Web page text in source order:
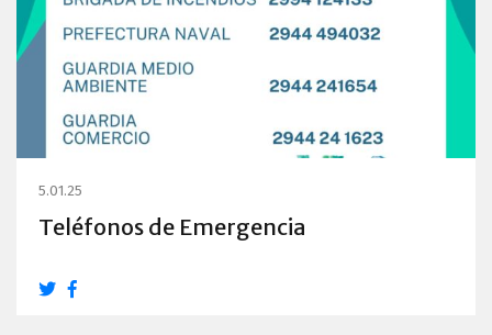
5.01.25
Teléfonos de Emergencia